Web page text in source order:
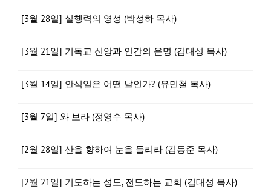
[3월 28일] 실행력의 영성 (박성하 목사)
[3월 21일] 기독교 신앙과 인간의 운명 (김대성 목사)
[3월 14일] 안식일은 어떤 날인가? (유민철 목사)
[3월 7일] 와 보라 (정영수 목사)
[2월 28일] 산을 향하여 눈을 들리라 (김동준 목사)
[2월 21일] 기도하는 성도, 전도하는 교회 (김대성 목사)